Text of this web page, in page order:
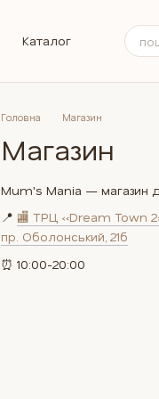
Каталог
Головна Магазин
Магазин
Mum's Mania — магазин
📍 🏬 ТРЦ «Dream Town
пр. Оболонський, 21б
⏰ 10:00-20:00